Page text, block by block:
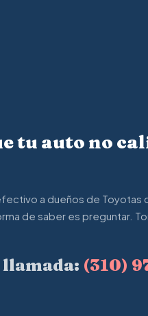
tu auto no
a dueños de Toyotas
de saber es preguntar.
llamada: (310)